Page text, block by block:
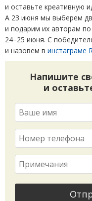
и оставьте креативную
А 23 июня мы выберем
и подарим их авторам
24−25 июня. С
и назовем в инстаграме
Напишите
и